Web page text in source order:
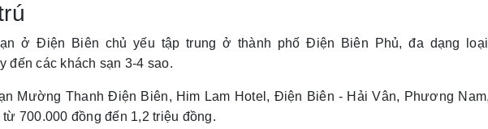
ở Điện Biên chủ yếu tập trung ở thành phố Điện Biên Phủ, đa dạng
đến các khách sạn 3-4 sao.
Mường Thanh Điện Biên, Him Lam Hotel, Điện Biên - Hải Vân, Phương
từ 700.000 đồng đến 1,2 triệu đồng.